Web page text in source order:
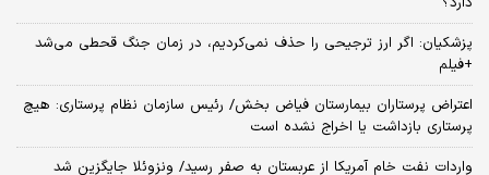
پزشکیان: اگر ارز ترجیحی را حذف نمی‌کردیم، در زمان جنگ قحطی می‌شد
+فیلم
اعتراض پرستاران بیمارستان فیاض بخش/ رئیس سازمان نظام پرستاری: هیچ
پرستاری بازداشت یا اخراج نشده است
واردات نفت خام آمریکا از عربستان به صفر رسید/ ونزوئلا جایگزین شد